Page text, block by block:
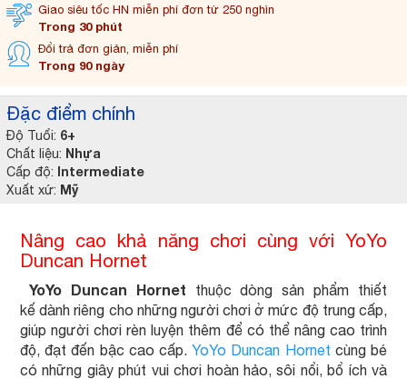
Đặc điểm chính
Độ Tuổi: 6+
Chất liệu: Nhựa
Cấp độ: Intermediate
Xuất xứ: Mỹ
Giao siêu tốc HN miễn phí đơn từ 250 nghìn
Trong 30 phút
Đổi trả đơn giản, miễn phí
Trong 90 ngày
Nâng cao khả năng chơi cùng với YoYo
Duncan Hornet
YoYo Duncan Hornet thuộc dòng sản phẩm thiết
kế dành riêng cho những người chơi ở mức độ trung cấp,
giúp người chơi rèn luyện thêm để có thể nâng cao trình
độ, đạt đến bậc cao cấp.YoYo Duncan Hornet cùng bé
có những giây phút vui chơi hoàn hảo, sôi nổi, bổ ích và